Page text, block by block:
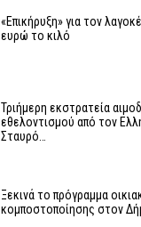
«Επικήρυξη» για τον
ευρώ το κιλό
Τριήμερη εκστρατεία
εθελοντισμού από τον
Σταυρό…
Ξεκινά το πρόγραμμα
κομποστοποίησης στον